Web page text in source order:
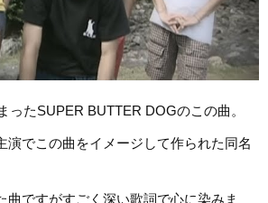
ったSUPER BUTTER DOGのこの曲。
演でこの曲をイメージして作られた同名
曲ですがすごく深い歌詞で心に染みま